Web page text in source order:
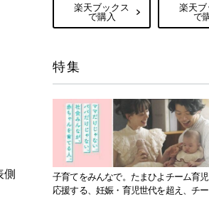
側
楽天ブックス
で購入
楽天
で
特集
子育てをみんなで。たまひよチーム育
応援する、妊娠・育児世代を超え、チ